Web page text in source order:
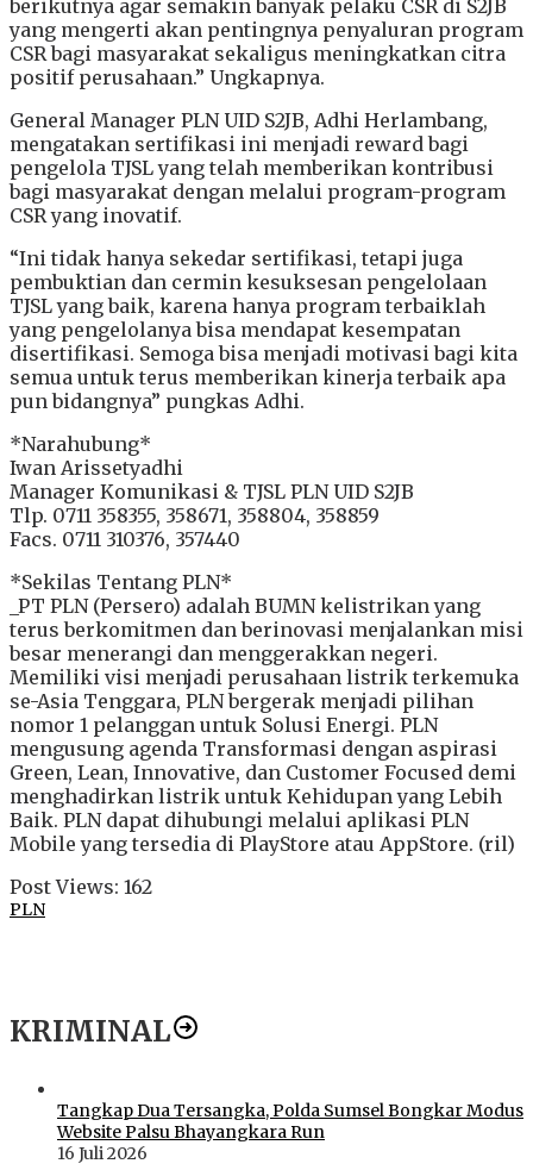
berikutnya agar semakin banyak pelaku CSR di S2JB
yang mengerti akan pentingnya penyaluran program
CSR bagi masyarakat sekaligus meningkatkan citra
positif perusahaan.” Ungkapnya.
General Manager PLN UID S2JB, Adhi Herlambang,
mengatakan sertifikasi ini menjadi reward bagi
pengelola TJSL yang telah memberikan kontribusi
bagi masyarakat dengan melalui program-program
CSR yang inovatif.
“Ini tidak hanya sekedar sertifikasi, tetapi juga
pembuktian dan cermin kesuksesan pengelolaan
TJSL yang baik, karena hanya program terbaiklah
yang pengelolanya bisa mendapat kesempatan
disertifikasi. Semoga bisa menjadi motivasi bagi kita
semua untuk terus memberikan kinerja terbaik apa
pun bidangnya” pungkas Adhi.
*Narahubung*
Iwan Arissetyadhi
Manager Komunikasi & TJSL PLN UID S2JB
Tlp. 0711 358355, 358671, 358804, 358859
Facs. 0711 310376, 357440
*Sekilas Tentang PLN*
_PT PLN (Persero) adalah BUMN kelistrikan yang
terus berkomitmen dan berinovasi menjalankan misi
besar menerangi dan menggerakkan negeri.
Memiliki visi menjadi perusahaan listrik terkemuka
se-Asia Tenggara, PLN bergerak menjadi pilihan
nomor 1 pelanggan untuk Solusi Energi. PLN
mengusung agenda Transformasi dengan aspirasi
Green, Lean, Innovative, dan Customer Focused demi
menghadirkan listrik untuk Kehidupan yang Lebih
Baik. PLN dapat dihubungi melalui aplikasi PLN
Mobile yang tersedia di PlayStore atau AppStore. (ril)
Post Views: 162
PLN
KRIMINAL
Tangkap Dua Tersangka, Polda Sumsel Bongkar Modus
Website Palsu Bhayangkara Run
16 Juli 2026